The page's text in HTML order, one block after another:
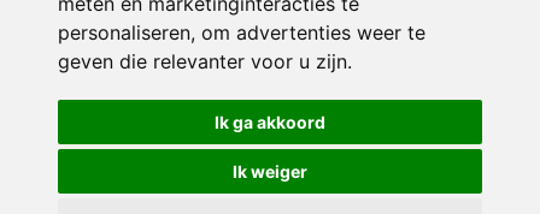
personaliseren, om advertenties weer te
geven die relevanter voor u zijn.
Ik ga akkoord
Ik weiger
Privacy policy|Disclaimer| Klachtenregeling|RSIN en Anbi
voorkeuren
Crealisatie The MindOffice